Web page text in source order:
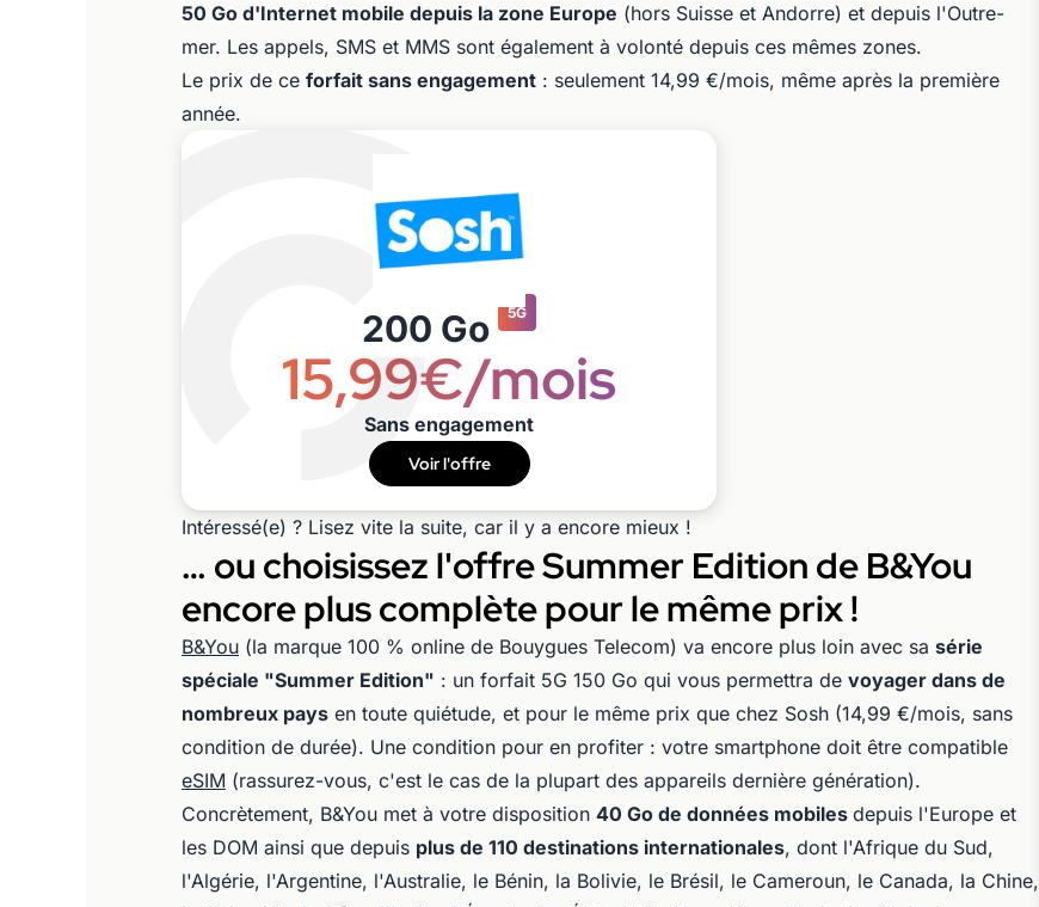
50 Go d'Internet mobile depuis la zone Europe (hors Suisse et Andorre) et depuis l'Outre-
mer. Les appels, SMS et MMS sont également à volonté depuis ces mêmes zones.
Le prix de ce forfait sans engagement : seulement 14,99 €/mois, même après la première
année.
200 Go 5G
15,99€/mois
Sans engagement
Voir l'offre
Intéressé(e) ? Lisez vite la suite, car il y a encore mieux !
… ou choisissez l'offre Summer Edition de B&You
encore plus complète pour le même prix !
B&You (la marque 100 % online de Bouygues Telecom) va encore plus loin avec sa série
spéciale "Summer Edition" : un forfait 5G 150 Go qui vous permettra de voyager dans de
nombreux pays en toute quiétude, et pour le même prix que chez Sosh (14,99 €/mois, sans
condition de durée). Une condition pour en profiter : votre smartphone doit être compatible
eSIM (rassurez-vous, c'est le cas de la plupart des appareils dernière génération).
Concrètement, B&You met à votre disposition 40 Go de données mobiles depuis l'Europe et
les DOM ainsi que depuis plus de 110 destinations internationales, dont l'Afrique du Sud,
l'Algérie, l'Argentine, l'Australie, le Bénin, la Bolivie, le Brésil, le Cameroun, le Canada, la Chine,